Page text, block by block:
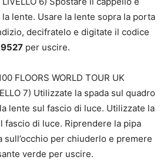
lente. Usare la lente sopra la porta
decifratelo e digitate il codice
9527 per uscire.
FLOORS WORLD TOUR UK
7) Utilizzate la spada sul quadro
lente sul fascio di luce. Utilizzate la
fascio di luce. Riprendere la pipa
sull’occhio per chiuderlo e premere
verde per uscire.